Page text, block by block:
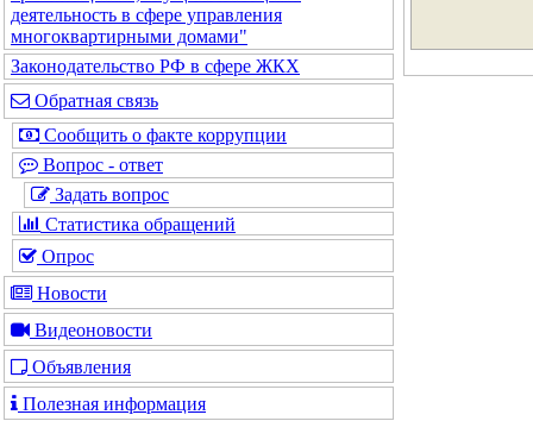
деятельность в сфере управления
многоквартирными домами"
Законодательство РФ в сфере ЖКХ
Обратная связь
Сообщить о факте коррупции
Вопрос - ответ
Задать вопрос
Статистика обращений
Опрос
Новости
Видеоновости
Объявления
Полезная информация